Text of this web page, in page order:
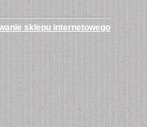
sklepu internetowego